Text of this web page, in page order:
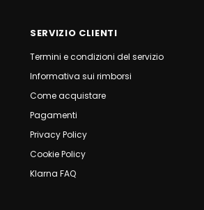
SERVIZIO CLIENTI
Termini e condizioni del servizio
Informativa sui rimborsi
Come acquistare
Pagamenti
Privacy Policy
Cookie Policy
Klarna FAQ